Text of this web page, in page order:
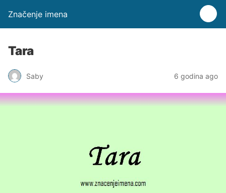
Značenje imena
Tara
Saby 6 godina ago